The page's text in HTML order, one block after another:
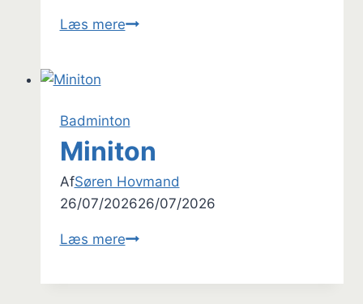
Læs mereUngdoms-
Badminton
Miniton
AfSøren Hovmand
26/07/202626/07/2026
Læs mereMiniton